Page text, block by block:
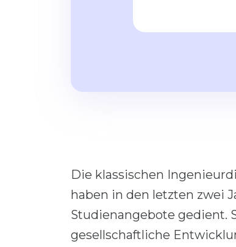
Die klassischen
haben in den letzten zwei
Studienangebote gedient.
gesellschaftliche